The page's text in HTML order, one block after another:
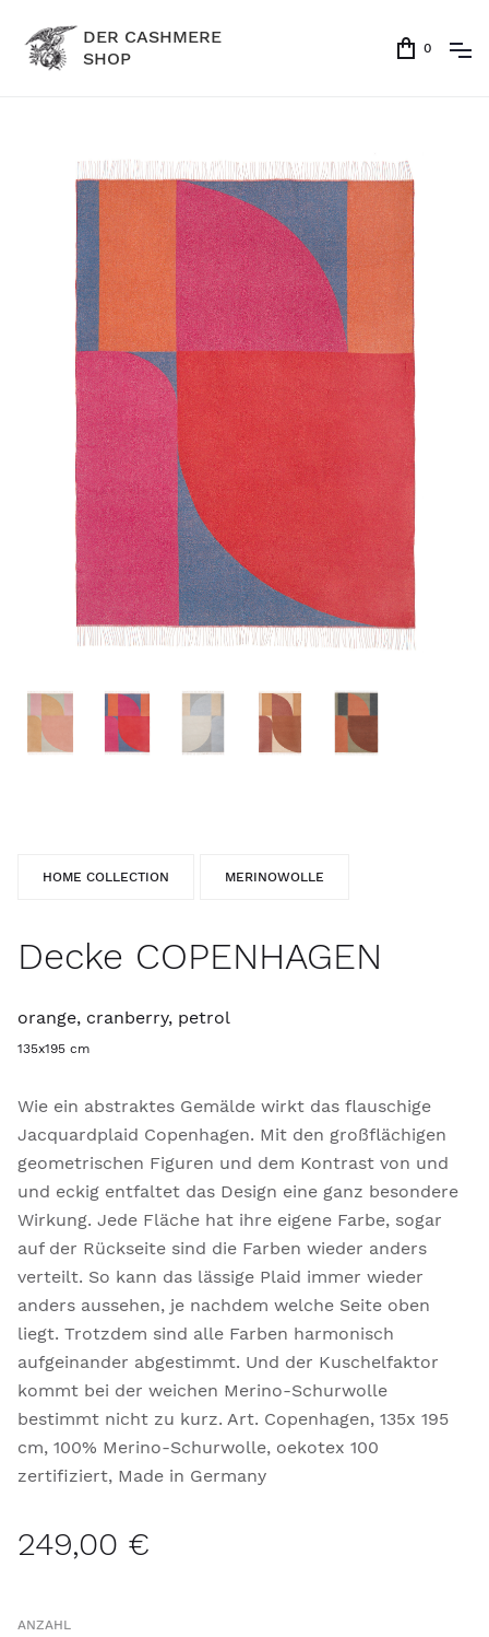
DER CASHMERE
SHOP
0
HOME COLLECTION MERINOWOLLE
Decke COPENHAGEN
orange, cranberry, petrol
135x195 cm
Wie ein abstraktes Gemälde wirkt das flauschige
Jacquardplaid Copenhagen. Mit den großflächigen
geometrischen Figuren und dem Kontrast von und
und eckig entfaltet das Design eine ganz besondere
Wirkung. Jede Fläche hat ihre eigene Farbe, sogar
auf der Rückseite sind die Farben wieder anders
verteilt. So kann das lässige Plaid immer wieder
anders aussehen, je nachdem welche Seite oben
liegt. Trotzdem sind alle Farben harmonisch
aufgeinander abgestimmt. Und der Kuschelfaktor
kommt bei der weichen Merino-Schurwolle
bestimmt nicht zu kurz. Art. Copenhagen, 135x 195
cm, 100% Merino-Schurwolle, oekotex 100
zertifiziert, Made in Germany
249,00 €
ANZAHL